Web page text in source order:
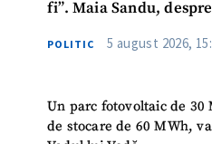
fi”. Maia Sandu,
POLITIC 5 august 2026,
Un parc fotovoltaic de 30
de stocare de 60 MWh,